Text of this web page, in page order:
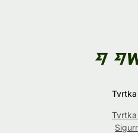
Tvrtka